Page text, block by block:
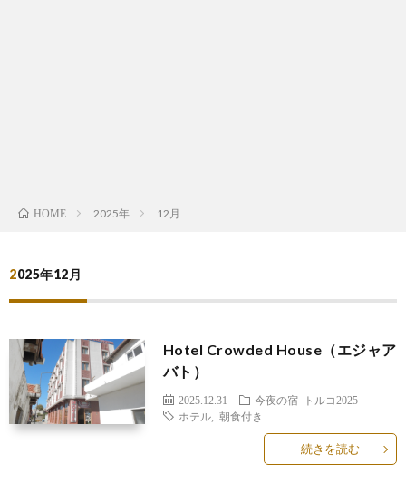
HOME 2025年 12月
2025年12月
Hotel Crowded House（エジャア
バト）
2025.12.31 今夜の宿
トルコ2025
ホテル, 朝食付き
続きを読む